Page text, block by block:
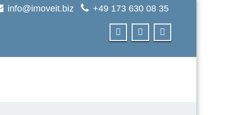
info@imoveit.biz +49 173 630 08 35